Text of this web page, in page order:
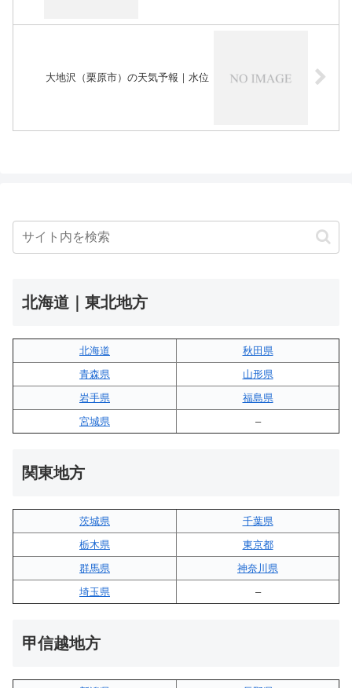
大地沢（栗原市）の天気予報｜水位
北海道｜東北地方
北海道
秋田県
青森県
山形県
岩手県
福島県
宮城県
–
関東地方
茨城県
千葉県
栃木県
東京都
群馬県
神奈川県
埼玉県
–
甲信越地方